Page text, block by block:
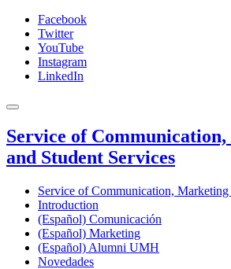
Facebook
Twitter
YouTube
Instagram
LinkedIn
Service of
and Student Services
Service of Communication, Marketing
Introduction
(Español) Comunicación
(Español) Marketing
(Español) Alumni UMH
Novedades